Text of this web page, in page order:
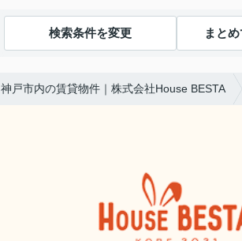
検索条件を変更 まと
神戸市内の賃貸物件｜株式会社House BESTA